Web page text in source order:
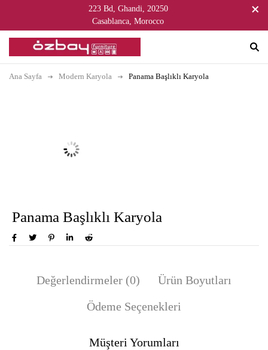
223 Bd, Ghandi, 20250
Casablanca, Morocco
Ana Sayfa Modern Karyola Panama Başlıklı Karyola
Panama Başlıklı Karyola
Değerlendirmeler (0)
Ürün Boyutları
Ödeme Seçenekleri
Müşteri Yorumları